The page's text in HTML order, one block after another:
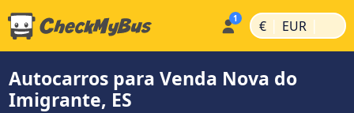
€ | EUR |
Autocarros para Venda Nova do
Imigrante, ES